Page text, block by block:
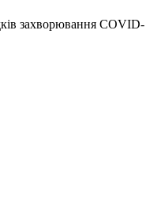
захворювання СОVID-